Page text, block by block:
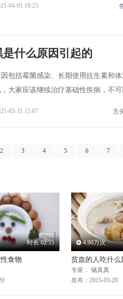
04-01 18:25
什么原因引起的
包括霉菌感染、长期使用抗生素和
大家应该继续治疗基础性疾病，不
舌
03-31 15:07
2 3 4 5 6 7
时长 02:55
食物
4.90万次
贫血的人吃什么
专家： 储真真
发布：2015-03-20